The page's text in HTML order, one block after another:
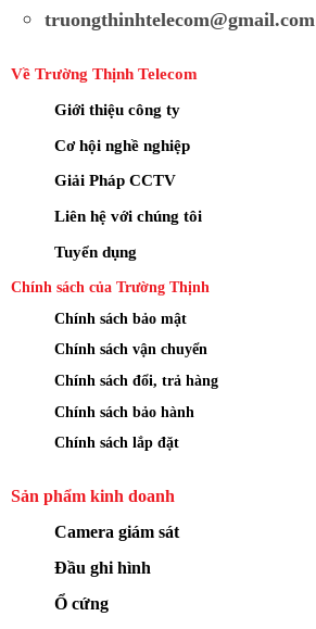
truongthinhtelecom@gmail.com
Về Trường Thịnh Telecom
Giới thiệu công ty
Cơ hội nghề nghiệp
Giải Pháp CCTV
Liên hệ với chúng tôi
Tuyển dụng
Chính sách của Trường Thịnh
Chính sách bảo mật
Chính sách vận chuyển
Chính sách đổi, trả hàng
Chính sách bảo hành
Chính sách lắp đặt
Sản phẩm kinh doanh
Camera giám sát
Đầu ghi hình
Ổ cứng